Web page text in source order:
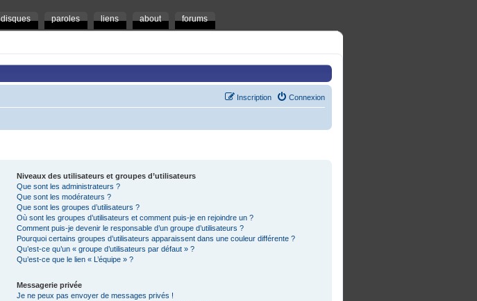
disques paroles liens about forums
Connexion
Inscription
Niveaux des utilisateurs et groupes d’utilisateurs
Que sont les administrateurs ?
Que sont les modérateurs ?
Que sont les groupes d’utilisateurs ?
Où sont les groupes d’utilisateurs et comment puis-je en rejoindre un ?
Comment puis-je devenir le responsable d’un groupe d’utilisateurs ?
Pourquoi certains groupes d’utilisateurs apparaissent dans une couleur différente ?
Qu’est-ce qu’un « groupe d’utilisateurs par défaut » ?
Qu’est-ce que le lien « L’équipe » ?
Messagerie privée
Je ne peux pas envoyer de messages privés !